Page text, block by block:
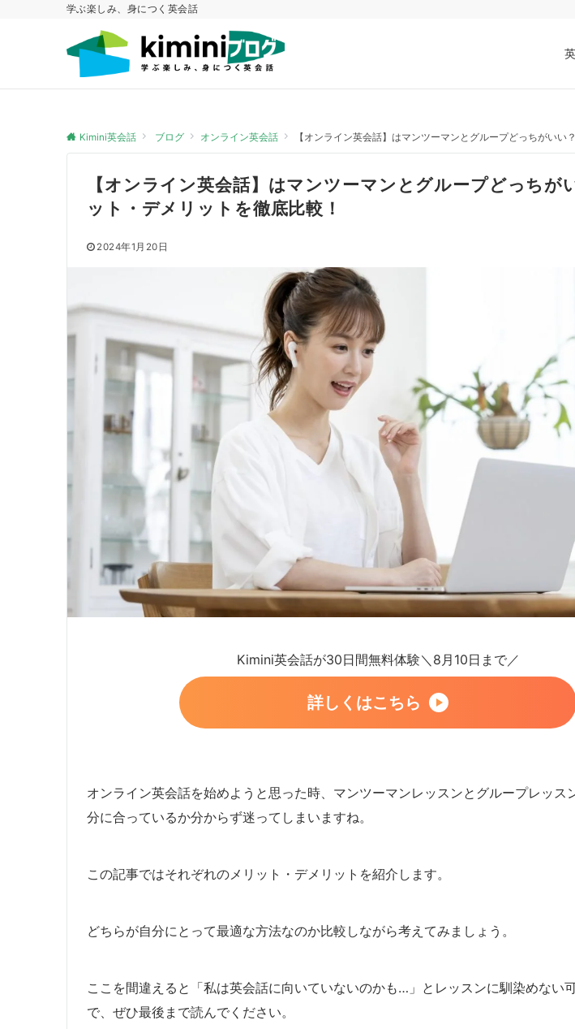
学ぶ楽しみ、身につく英会話
Kimini英会話 ブログ オンライン英会話 【オンライン英会話】はマンツーマンとグループどっちがいい
【オンライン英会話】はマンツーマンとグループどっちが
ット・デメリットを徹底比較！
2024年1月20日
Kimini英会話が30日間無料体験＼8月10日まで／
詳しくはこちら
オンライン英会話を始めようと思った時、マンツーマンレッスンとグループレッス
分に合っているか分からず迷ってしまいますね。
この記事ではそれぞれのメリット・デメリットを紹介します。
どちらが自分にとって最適な方法なのか比較しながら考えてみましょう。
ここを間違えると「私は英会話に向いていないのかも…」とレッスンに馴染めない
で、ぜひ最後まで読んでください。